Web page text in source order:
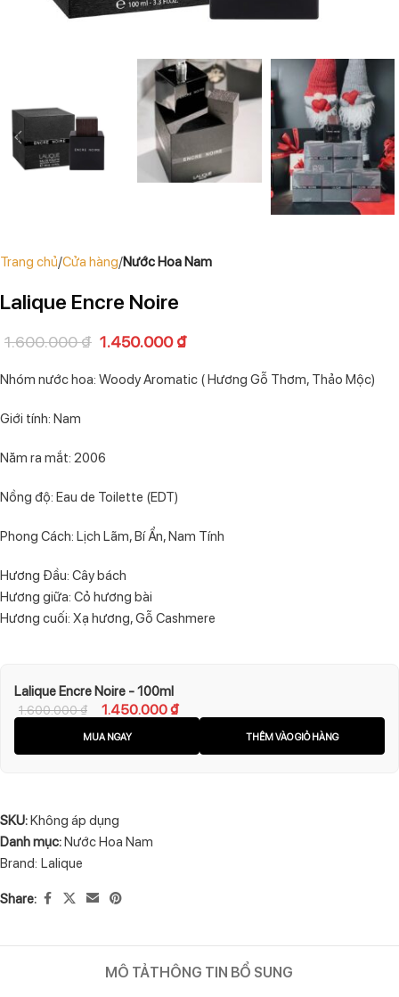
Trang chủ Cửa hàng Nước Hoa Nam
Lalique Encre Noire
1.600.000₫ 1.450.000₫
Nhóm nước hoa: Woody Aromatic ( Hương Gỗ Thơm, Thảo Mộc)
Giới tính: Nam
Năm ra mắt: 2006
Nồng độ: Eau de Toilette (EDT)
Phong Cách: Lịch Lãm, Bí Ẩn, Nam Tính
Hương Đầu: Cây bách
Hương giữa: Cỏ hương bài
Hương cuối: Xạ hương, Gỗ Cashmere
Lalique Encre Noire - 100ml
1.600.000₫ 1.450.000₫
MUA NGAY THÊM VÀO GIỎ HÀNG
SKU:Không áp dụng
Danh mục:Nước Hoa Nam
Brand: Lalique
Share:
MÔ TẢTHÔNG TIN BỔ SUNG